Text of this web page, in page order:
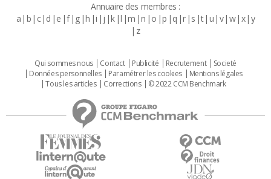
Annuaire des membres :
a b c d e f g h i j k l m n o p q r s t u v w x y
z
Qui sommes nous Contact Publicité Recrutement
Societé
Données personnelles
Paramétrer les cookies
Mentions légales
Tous les articles
Corrections © 2022 CCM Benchmark